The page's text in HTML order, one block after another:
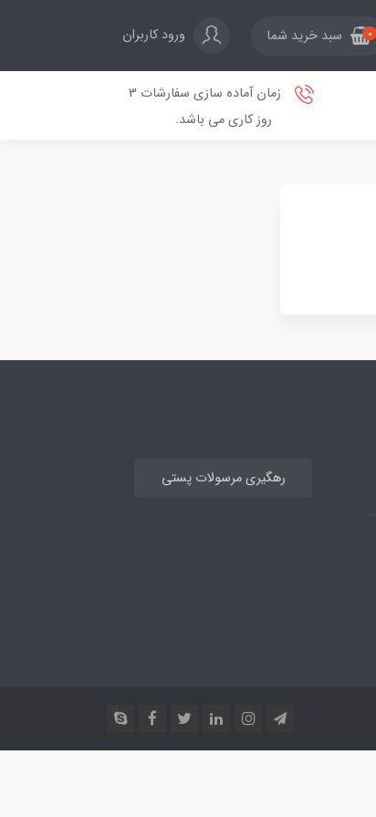
0 سبد خرید شما ورود کاربران
زمان آماده سازی سفارشات 3
روز کاری می باشد.
رهگیری مرسولات پستی